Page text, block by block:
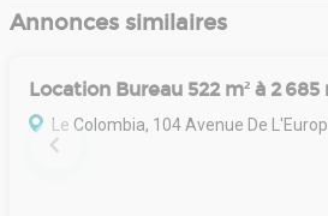
Annonces similaires
Location Bureau 522 m² à 2 685
Le Colombia, 104 Avenue De